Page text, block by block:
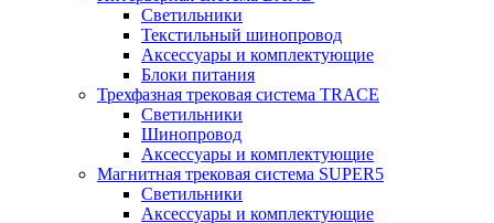
Светильники
Текстильный шинопровод
Аксессуары и комплектующие
Блоки питания
Трехфазная трековая система TRACE
Светильники
Шинопровод
Аксессуары и комплектующие
Магнитная трековая система SUPER5
Светильники
Аксессуары и комплектующие